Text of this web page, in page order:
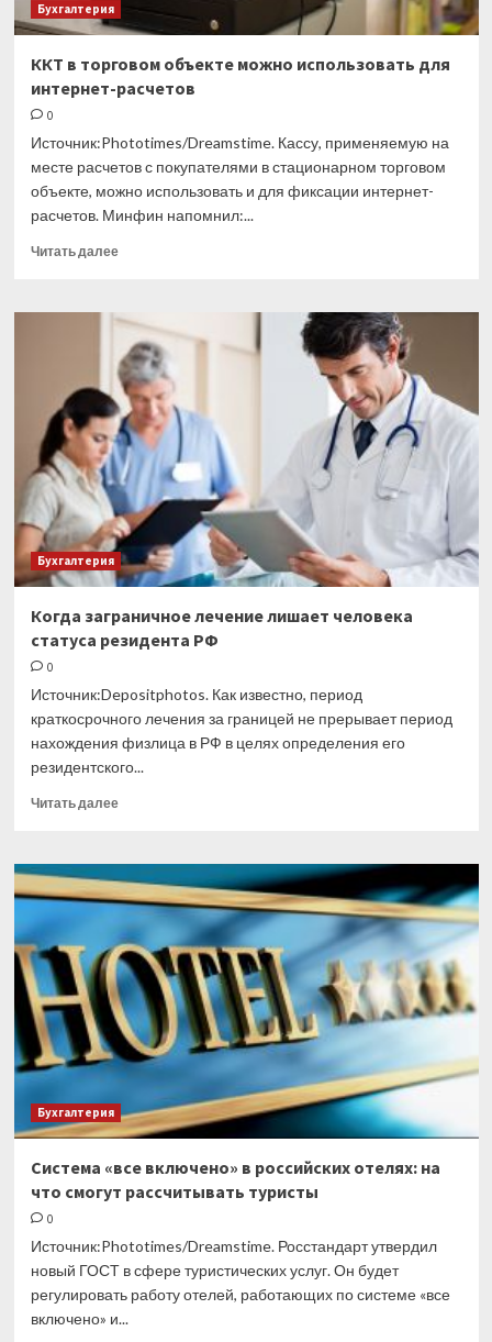
Бухгалтерия
ККТ в торговом объекте можно использовать для
интернет-расчетов
0
Источник:Phototimes/Dreamstime. Кассу, применяемую на
месте расчетов с покупателями в стационарном торговом
объекте, можно использовать и для фиксации интернет-
расчетов. Минфин напомнил:...
Читать далееПрочитать
торговом
объекте
можно
использовать
для
интернет-
расчетов
Бухгалтерия
Когда заграничное лечение лишает человека
статуса резидента РФ
0
Источник:Depositphotos. Как известно, период
краткосрочного лечения за границей не прерывает период
нахождения физлица в РФ в целях определения его
резидентского...
Читать далееПрочитать
Когда
заграничное
лечение
лишает
человека
статуса
резидента
РФ
Бухгалтерия
Система «все включено» в российских отелях: на
что смогут рассчитывать туристы
0
Источник:Phototimes/Dreamstime. Росстандарт утвердил
новый ГОСТ в сфере туристических услуг. Он будет
регулировать работу отелей, работающих по системе «все
включено» и...